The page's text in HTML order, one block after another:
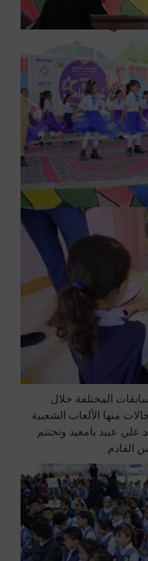
المختلفة خلال
منها الألعاب الشعبية
علي عبيد بامعبد وتختتم
القادم